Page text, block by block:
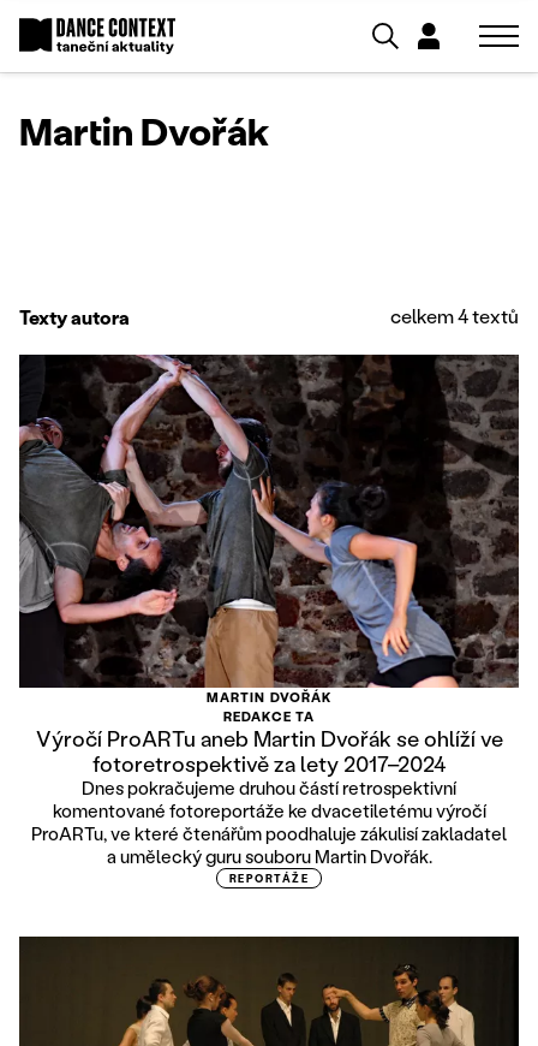
Martin Dvořák
Texty autora celkem 4 textů
MARTIN DVOŘÁK
REDAKCE TA
Výročí ProARTu aneb Martin Dvořák se ohlíží ve
fotoretrospektivě za lety 2017–2024
Dnes pokračujeme druhou částí retrospektivní
komentované fotoreportáže ke dvacetiletému výročí
ProARTu, ve které čtenářům poodhaluje zákulisí zakladatel
a umělecký guru souboru Martin Dvořák.
REPORTÁŽE